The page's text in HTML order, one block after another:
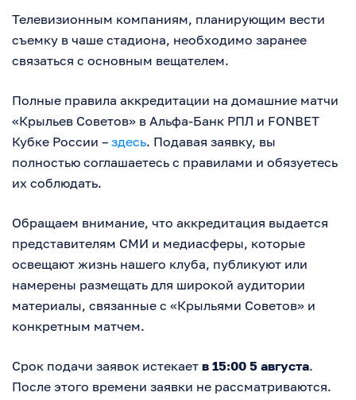
Телевизионным компаниям, планирующим вести
съемку в чаше стадиона, необходимо заранее
связаться с основным вещателем.
Полные правила аккредитации на домашние матчи
«Крыльев Советов» в Альфа-Банк РПЛ и FONBET
Кубке России – здесь. Подавая заявку, вы
полностью соглашаетесь с правилами и обязуетесь
их соблюдать.
Обращаем внимание, что аккредитация выдается
представителям СМИ и медиасферы, которые
освещают жизнь нашего клуба, публикуют или
намерены размещать для широкой аудитории
материалы, связанные с «Крыльями Советов» и
конкретным матчем.
Срок подачи заявок истекает в 15:00 5 августа.
После этого времени заявки не рассматриваются.